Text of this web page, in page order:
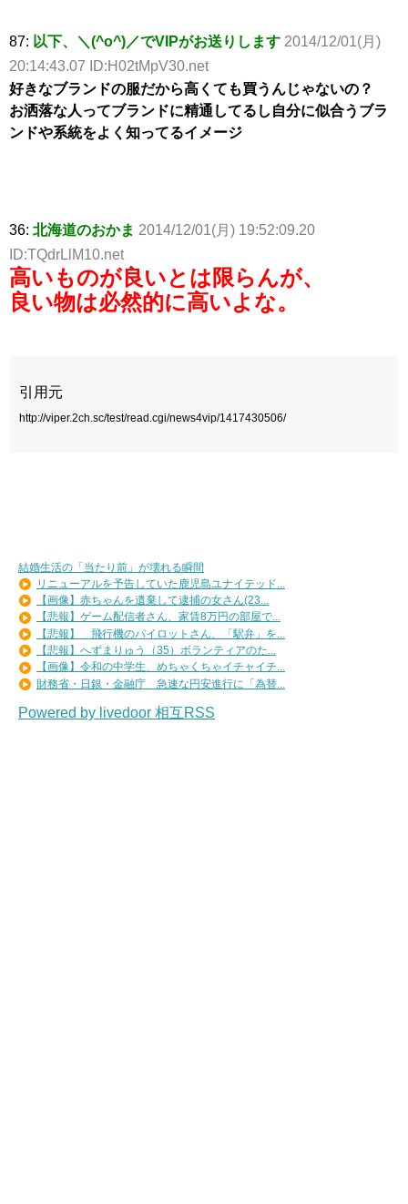
87: 以下、＼(^o^)／でVIPがお送りします 2014/12/01(月)
20:14:43.07 ID:H02tMpV30.net
好きなブランドの服だから高くても買うんじゃないの？
お洒落な人ってブランドに精通してるし自分に似合うブラ
ンドや系統をよく知ってるイメージ
36: 北海道のおかま 2014/12/01(月) 19:52:09.20
ID:TQdrLlM10.net
高いものが良いとは限らんが、
良い物は必然的に高いよな。
引用元
http://viper.2ch.sc/test/read.cgi/news4vip/1417430506/
結婚生活の「当たり前」が壊れる瞬間
リニューアルを予告していた鹿児島ユナイテッド...
【画像】赤ちゃんを遺棄して逮捕の女さん(23...
【悲報】ゲーム配信者さん、家賃8万円の部屋で...
【悲報】 飛行機のパイロットさん、「駅弁」を...
【悲報】へずまりゅう（35）ボランティアのた...
【画像】令和の中学生、めちゃくちゃイチャイチ...
財務省・日銀・金融庁 急速な円安進行に「為替...
Powered by livedoor 相互RSS